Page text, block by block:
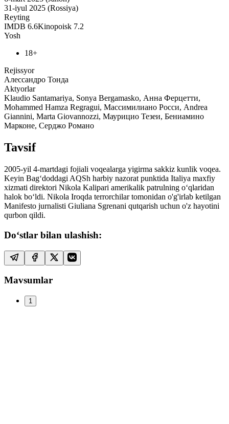
31-iyul 2025 (Rossiya)
Reyting
IMDB 6.6Kinopoisk 7.2
Yosh
18+
Rejissyor
Алессандро Тонда
Aktyorlar
Klaudio Santamariya, Sonya Bergamasko, Анна Ферцетти,
Mohammed Hamza Regragui, Массимилиано Росси, Andrea
Giannini, Marta Giovannozzi, Маурицио Тезеи, Бениамино
Марконе, Серджо Романо
Tavsif
2005-yil 4-martdagi fojiali voqealarga yigirma sakkiz kunlik voqea.
Keyin Bag‘doddagi AQSh harbiy nazorat punktida Italiya maxfiy
xizmati direktori Nikola Kalipari amerikalik patrulning o‘qlaridan
halok bo‘ldi. Nikola Iroqda terrorchilar tomonidan o'g'irlab ketilgan
Manifesto jurnalisti Giuliana Sgrenani qutqarish uchun o'z hayotini
qurbon qildi.
Do‘stlar bilan ulashish:
Mavsumlar
1